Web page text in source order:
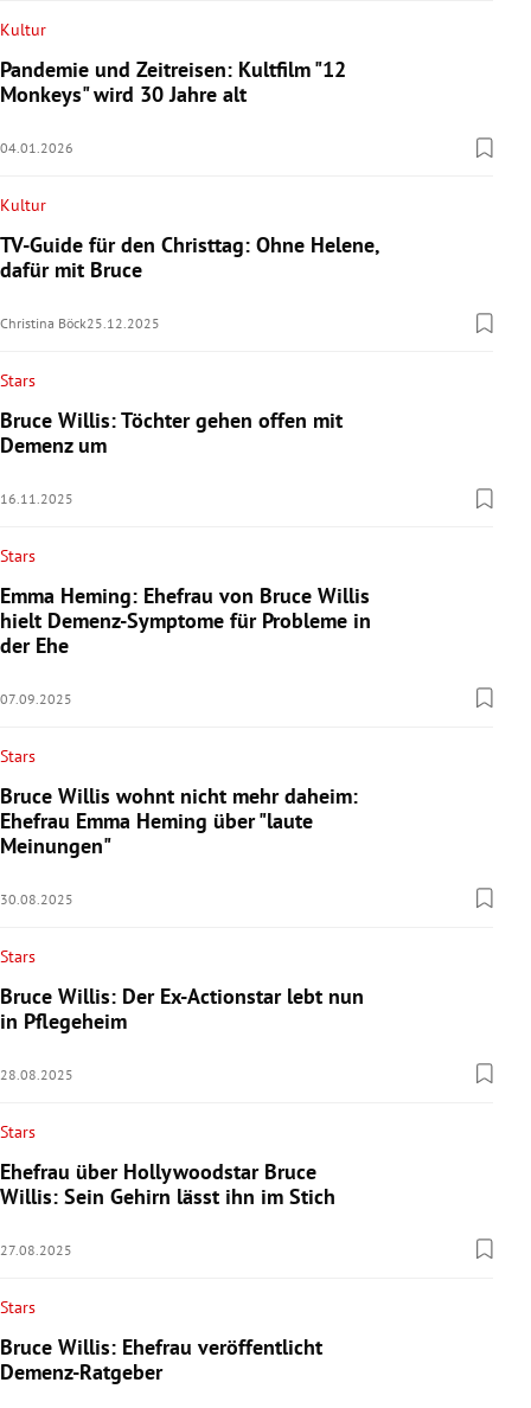
Kultur
Pandemie und Zeitreisen: Kultfilm "12
Monkeys" wird 30 Jahre alt
04.01.2026
Kultur
TV-Guide für den Christtag: Ohne Helene,
dafür mit Bruce
Christina Böck25.12.2025
Stars
Bruce Willis: Töchter gehen offen mit
Demenz um
16.11.2025
Stars
Emma Heming: Ehefrau von Bruce Willis
hielt Demenz-Symptome für Probleme in
der Ehe
07.09.2025
Stars
Bruce Willis wohnt nicht mehr daheim:
Ehefrau Emma Heming über "laute
Meinungen"
30.08.2025
Stars
Bruce Willis: Der Ex-Actionstar lebt nun
in Pflegeheim
28.08.2025
Stars
Ehefrau über Hollywoodstar Bruce
Willis: Sein Gehirn lässt ihn im Stich
27.08.2025
Stars
Bruce Willis: Ehefrau veröffentlicht
Demenz-Ratgeber